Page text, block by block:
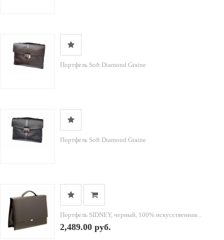
Портфель Soft Diamond Graine
Портфель Soft Diamond Graine
Портфель SIDNEY, черный, 100% искусственная...
2,489.00 руб.